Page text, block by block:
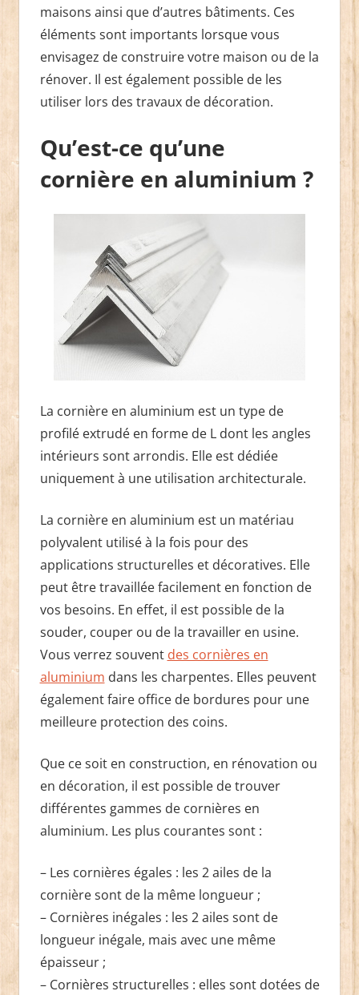
maisons ainsi que d’autres bâtiments. Ces
éléments sont importants lorsque vous
envisagez de construire votre maison ou de la
rénover. Il est également possible de les
utiliser lors des travaux de décoration.
Qu’est-ce qu’une
cornière en aluminium ?
La cornière en aluminium est un type de
profilé extrudé en forme de L dont les angles
intérieurs sont arrondis. Elle est dédiée
uniquement à une utilisation architecturale.
La cornière en aluminium est un matériau
polyvalent utilisé à la fois pour des
applications structurelles et décoratives. Elle
peut être travaillée facilement en fonction de
vos besoins. En effet, il est possible de la
souder, couper ou de la travailler en usine.
Vous verrez souvent des cornières en
aluminium dans les charpentes. Elles peuvent
également faire office de bordures pour une
meilleure protection des coins.
Que ce soit en construction, en rénovation ou
en décoration, il est possible de trouver
différentes gammes de cornières en
aluminium. Les plus courantes sont :
– Les cornières égales : les 2 ailes de la
cornière sont de la même longueur ;
– Cornières inégales : les 2 ailes sont de
longueur inégale, mais avec une même
épaisseur ;
– Cornières structurelles : elles sont dotées de